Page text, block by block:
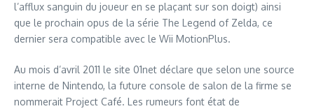
l’afflux sanguin du joueur en se plaçant sur son doigt) ainsi
que le prochain opus de la série The Legend of Zelda, ce
dernier sera compatible avec le Wii MotionPlus.
Au mois d’avril 2011 le site 01net déclare que selon une source
interne de Nintendo, la future console de salon de la firme se
nommerait Project Café. Les rumeurs font état de